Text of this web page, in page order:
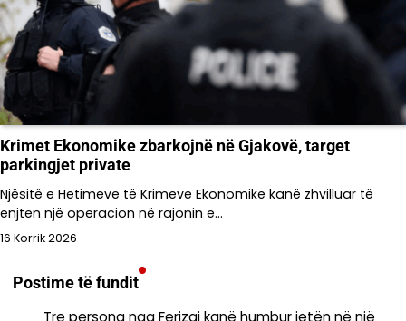
Krimet Ekonomike zbarkojnë në Gjakovë, target
parkingjet private
Njësitë e Hetimeve të Krimeve Ekonomike kanë zhvilluar të
enjten një operacion në rajonin e…
16 Korrik 2026
Postime të fundit
Tre persona nga Ferizaj kanë humbur jetën në një